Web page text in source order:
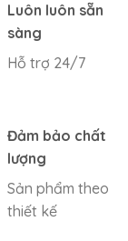
Luôn luôn sẵn
sàng
Hỗ trợ 24/7
Đảm bảo chất
lượng
Sản phẩm theo
thiết kế